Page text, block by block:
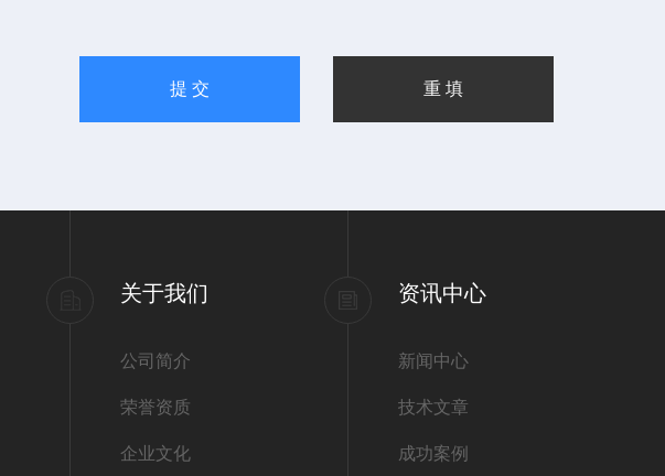
关于我们
公司简介
荣誉资质
企业文化
资讯中心
新闻中心
技术文章
成功案例